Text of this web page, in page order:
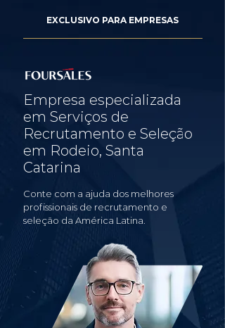
EXCLUSIVO PARA EMPRESAS
Empresa especializada
em Serviços de
Recrutamento e Seleção
em Rodeio, Santa
Catarina
Conte com a ajuda dos melhores
profissionais de recrutamento e
seleção da América Latina.